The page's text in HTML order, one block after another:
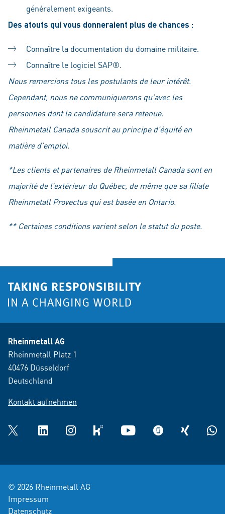
généralement exigeants.
Des atouts qui vous donneraient plus de chances :
Connaître la documentation du domaine militaire.
Connaître le logiciel SAP®.
Nous remercions tous les postulants de leur intérêt.
Cependant, nous ne communiquerons qu’avec les
personnes dont la candidature sera retenue.
Rheinmetall Canada souscrit au principe d’équité en
matière d’emploi.
*Les clients et partenaires de Rheinmetall Canada sont en
majorité de l’extérieur du Québec, de même que sa filiale
Rheinmetall Provectus qui est basée en Ontario.
** Certaines conditions varient selon le statut du poste.
Rheinmetall AG
Rheinmetall Platz 1
40476 Düsseldorf
Deutschland
Kontakt aufnehmen
Twitter LinkedInInstagramkununu YouTube glassdoorXING
© 2026 Rheinmetall AG
Impressum
Datenschutz